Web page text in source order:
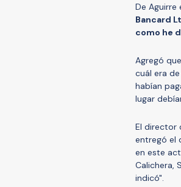
De Aguirre
Bancard
como he
Agregó
cuál era
habían
lugar
El director
entregó el
en este
Calichera,
indicó".